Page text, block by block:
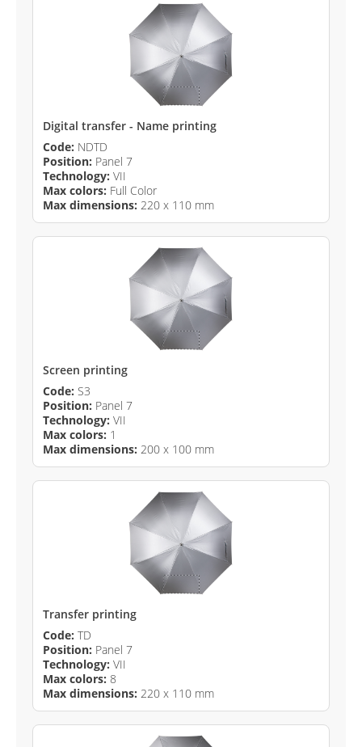
Digital transfer - Name printing
Code: NDTD
Position: Panel 7
Technology: VII
Max colors: Full Color
Max dimensions: 220 x 110 mm
Screen printing
Code: S3
Position: Panel 7
Technology: VII
Max colors: 1
Max dimensions: 200 x 100 mm
Transfer printing
Code: TD
Position: Panel 7
Technology: VII
Max colors: 8
Max dimensions: 220 x 110 mm